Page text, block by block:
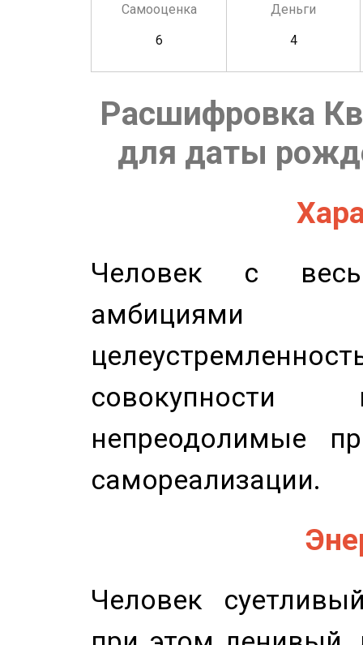
Самооценка
6
Деньги
4
Расшифровка
для даты
Человек с
непреодолимые
самореализации.
Человек